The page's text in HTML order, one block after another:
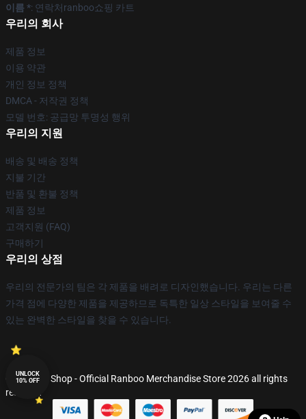
이름 *: 연락처ranboo쇼핑 카트
우리의 회사
제품 정보
이용 약관
개인 정보 정책
DMCA - 저작권 정책
모델 번호: 공급망 투명성 행위
우리의 지원
배송 및 배송 정책
지불 기간
반품 및 환불 정책
제품 정보
고객지원 (FAQ)
구매하기
우리의 상점
우리의 전문가의 팀은 각 제품을 배려로 디자인했습니다. 우리는 다른
가격 점에 다양한 제품을 제공하므로 독특한 일상 스타일을 보여줄 수
있는 완벽한 스타일을 찾을 수 있습니다.
© Ranboo Shop - Official Ranboo Merchandise Store 2026 all rights
reserved
UNLOCK
10% OFF